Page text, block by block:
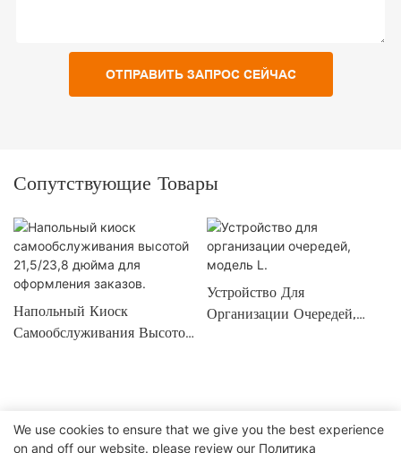
ОТПРАВИТЬ ЗАПРОС СЕЙЧАС
Сопутствующие Товары
Напольный Киоск
Самообслуживания Высотой
Устройство Для
Организации Очередей,
We use cookies to ensure that we give you the best experience
on and off our website. please review our Политика